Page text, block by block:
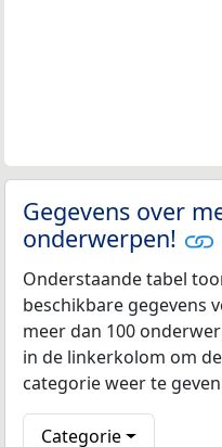
Gegevens over
onderwerpen!
Onderstaande tabel
beschikbare gegevens
meer dan 100
in de linkerkolom om
categorie weer te
Categorie